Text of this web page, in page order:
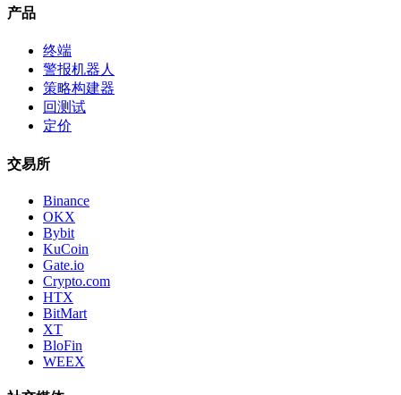
产品
终端
警报机器人
策略构建器
回测试
定价
交易所
Binance
OKX
Bybit
KuCoin
Gate.io
Crypto.com
HTX
BitMart
XT
BloFin
WEEX